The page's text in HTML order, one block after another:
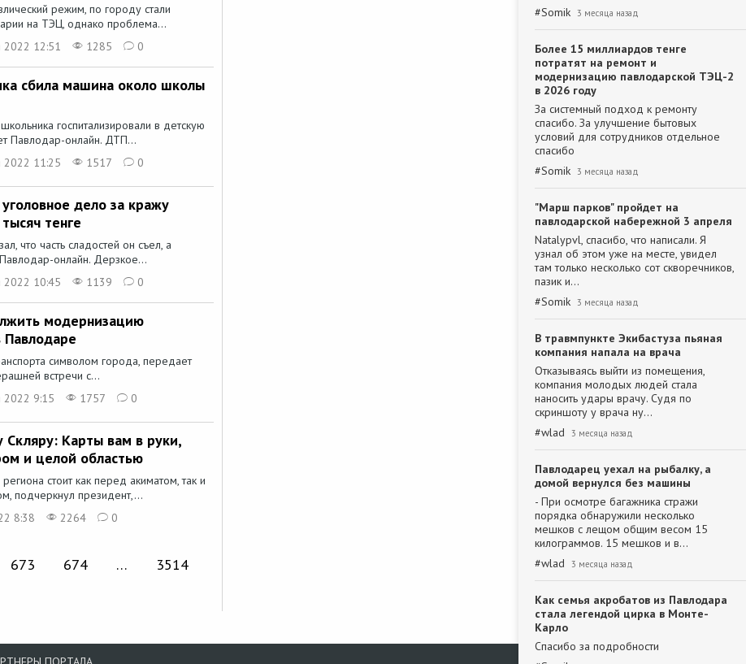
режим, по городу стали
на ТЭЦ, однако проблема...
2022 12:51 1285 0
сбила машина около школы
госпитализировали в детскую
Павлодар-онлайн. ДТП...
2022 11:25 1517 0
дело за кражу
тенге
что часть сладостей он съел, а
онлайн. Дерзкое...
2022 10:45 1139 0
модернизацию
Павлодаре
символом города, передает
встречи с...
2022 9:15 1757 0
Карты вам в руки,
и целой областью
стоит как перед акиматом, так и
подчеркнул президент,...
8:38 2264 0
673 674 …
3514
#Somik 3 месяца назад
Более 15 миллиардов тенге
потратят на ремонт и
модернизацию павлодарской ТЭЦ-2
в 2026 году
За системный подход к ремонту
спасибо. За улучшение бытовых
условий для сотрудников отдельное
спасибо
#Somik 3 месяца назад
"Марш парков" пройдет на
павлодарской набережной 3 апреля
Natalypvl, спасибо, что написали. Я
узнал об этом уже на месте, увидел
там только несколько сот скворечников,
пазик и…
#Somik 3 месяца назад
В травмпункте Экибастуза пьяная
компания напала на врача
Отказываясь выйти из помещения,
компания молодых людей стала
наносить удары врачу. Судя по
скриншоту у врача ну…
#wlad 3 месяца назад
Павлодарец уехал на рыбалку, а
домой вернулся без машины
- При осмотре багажника стражи
порядка обнаружили несколько
мешков с лещом общим весом 15
килограммов. 15 мешков и в…
#wlad 3 месяца назад
Как семья акробатов из Павлодара
стала легендой цирка в Монте-
Карло
Спасибо за подробности